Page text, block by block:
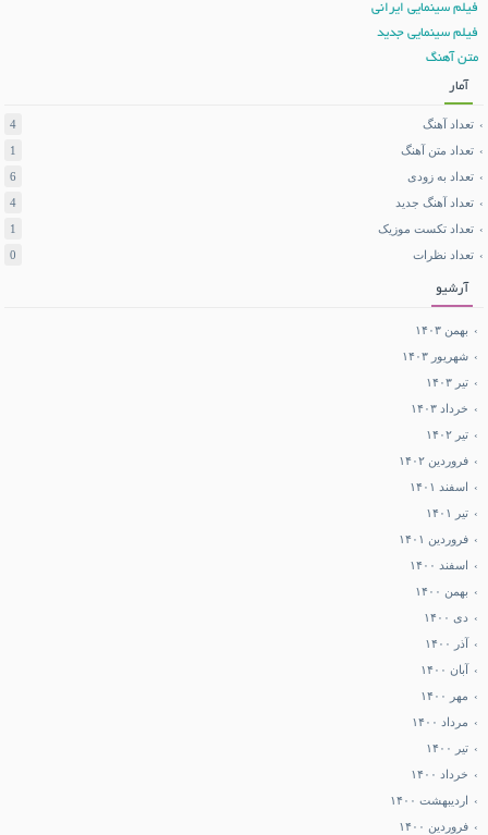
فیلم سینمایی ایرانی
فیلم سینمایی جدید
متن آهنگ
آمار
تعداد آهنگ
4
تعداد متن آهنگ
1
تعداد به زودی
6
تعداد آهنگ جدید
4
تعداد تکست موزیک
1
تعداد نظرات
0
آرشیو
بهمن ۱۴۰۳
شهریور ۱۴۰۳
تیر ۱۴۰۳
خرداد ۱۴۰۳
تیر ۱۴۰۲
فروردین ۱۴۰۲
اسفند ۱۴۰۱
تیر ۱۴۰۱
فروردین ۱۴۰۱
اسفند ۱۴۰۰
بهمن ۱۴۰۰
دی ۱۴۰۰
آذر ۱۴۰۰
آبان ۱۴۰۰
مهر ۱۴۰۰
مرداد ۱۴۰۰
تیر ۱۴۰۰
خرداد ۱۴۰۰
اردیبهشت ۱۴۰۰
فروردین ۱۴۰۰